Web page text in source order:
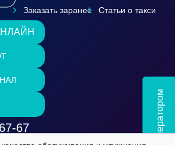
Заказать заранее
Статьи о такси
67 Чат с оператором